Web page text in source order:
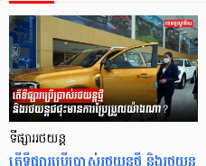
ទីផ្សាររថយន្ត